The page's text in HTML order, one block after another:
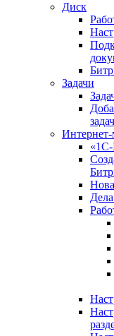
Диск
Задачи
задач
Интернет-
«1С-